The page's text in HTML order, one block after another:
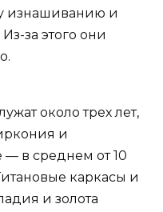
изнашиванию и
за этого они
около трех лет,
и
в среднем от 10
каркасы и
и золота